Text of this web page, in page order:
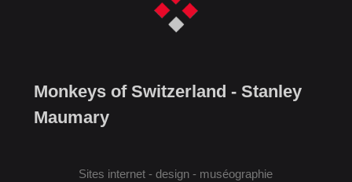
Monkeys of Switzerland - Stanley
Maumary
Sites internet - design - muséographie